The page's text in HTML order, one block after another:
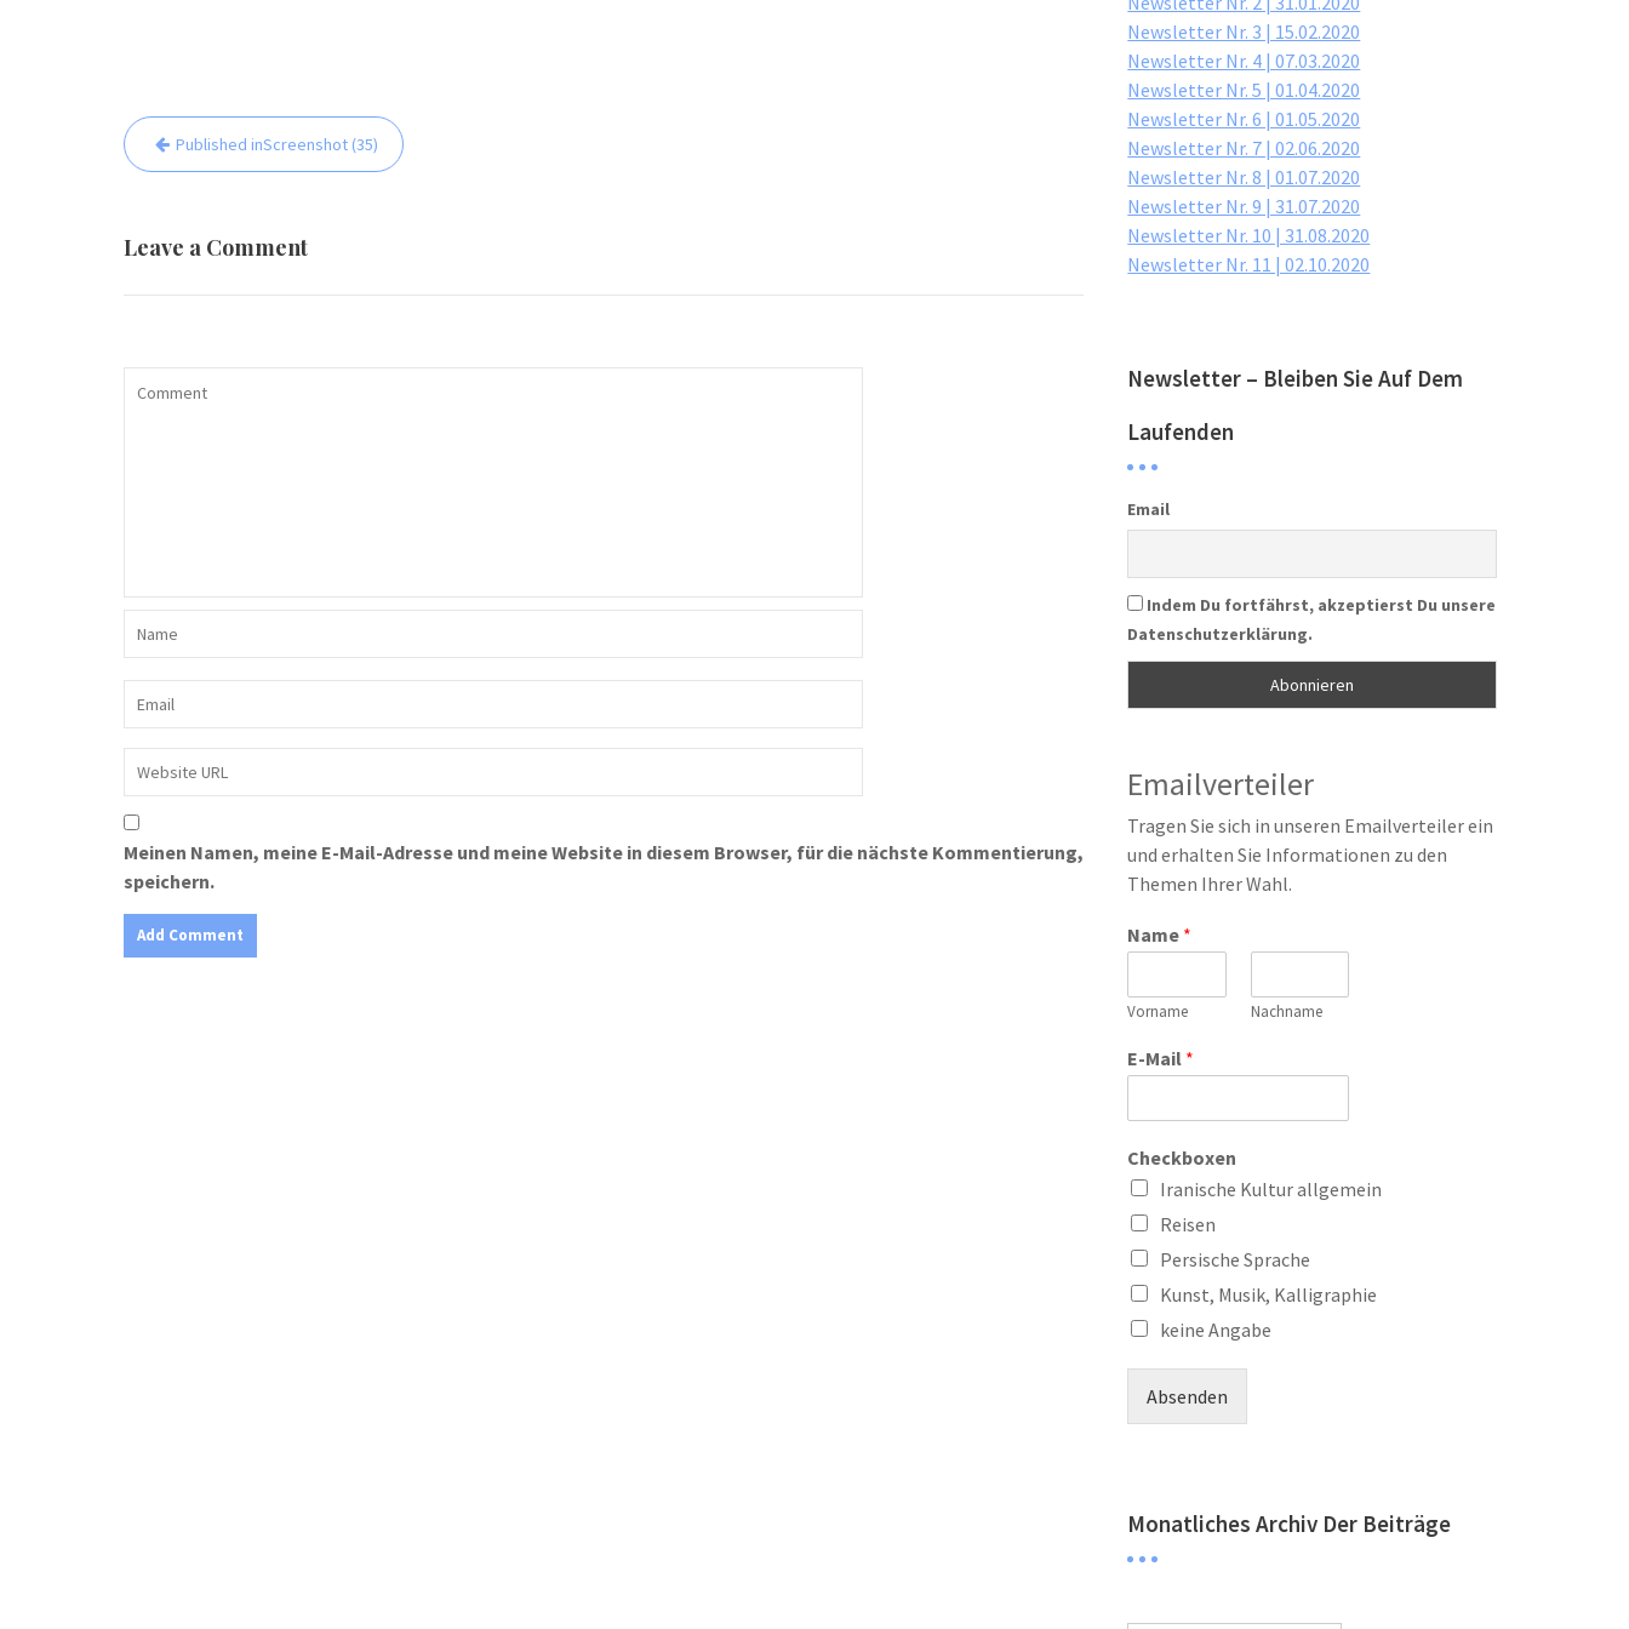
Beitrags-
Navigation
Published inScreenshot (35)
Leave a Comment
Meinen Namen, meine E-Mail-Adresse und meine Website in diesem Browser, für die nächste Kommentierung,
speichern.
Newsletter Nr. 3 | 15.02.2020
Newsletter Nr. 4 | 07.03.2020
Newsletter Nr. 5 | 01.04.2020
Newsletter Nr. 6 | 01.05.2020
Newsletter Nr. 7 | 02.06.2020
Newsletter Nr. 8 | 01.07.2020
Newsletter Nr. 9 | 31.07.2020
Newsletter Nr. 10 | 31.08.2020
Newsletter Nr. 11 | 02.10.2020
Newsletter – Bleiben Sie Auf Dem
Laufenden
Email
Indem Du fortfährst, akzeptierst Du unsere
Datenschutzerklärung.
Emailverteiler
Tragen Sie sich in unseren Emailverteiler ein
und erhalten Sie Informationen zu den
Themen Ihrer Wahl.
Name *
Vorname Nachname
E-Mail *
Checkboxen
Iranische Kultur allgemein
Reisen
Persische Sprache
Kunst, Musik, Kalligraphie
keine Angabe
Absenden
Monatliches Archiv Der Beiträge